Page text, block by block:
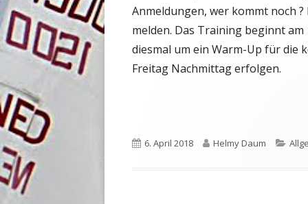
Anmeldungen, wer kommt noch
melden. Das Training beginnt
diesmal um ein Warm-Up für die
Freitag Nachmittag erfolgen.
Veröffentlicht
6. April 2018 Autor
Helmy Daum